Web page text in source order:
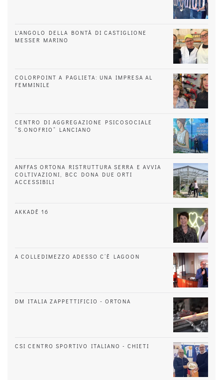
L'ANGOLO DELLA BONTÀ DI CASTIGLIONE
MESSER MARINO
COLORPOINT A PAGLIETA: UNA IMPRESA AL
FEMMINILE
CENTRO DI AGGREGAZIONE PSICOSOCIALE
“S.ONOFRIO” LANCIANO
ANFFAS ORTONA RISTRUTTURA SERRA E AVVIA
COLTIVAZIONI, BCC DONA DUE ORTI
ACCESSIBILI
AKKADÈ 16
A COLLEDIMEZZO ADESSO C’È LAGOON
DM ITALIA ZAPPETTIFICIO - ORTONA
CSI CENTRO SPORTIVO ITALIANO - CHIETI